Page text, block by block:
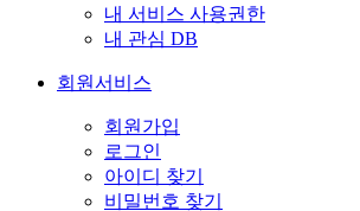
내 서비스 사용권한
내 관심 DB
회원서비스
회원가입
로그인
아이디 찾기
비밀번호 찾기